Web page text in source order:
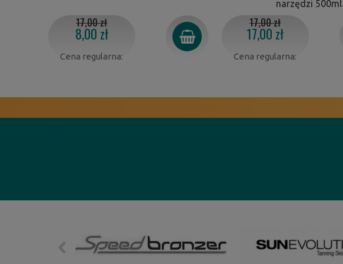
8,00 zł
Cena regularna:
17,00 zł
narzędzi 500ml
17,00 zł
Cena regularna:
17,00 zł